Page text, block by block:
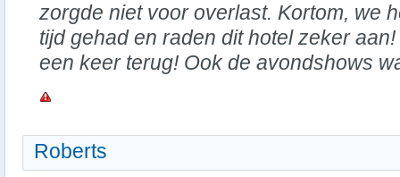
zorgde niet voor overlast. Kortom, we
tijd gehad en raden dit hotel zeker
een keer terug! Ook de avondshows
Roberts